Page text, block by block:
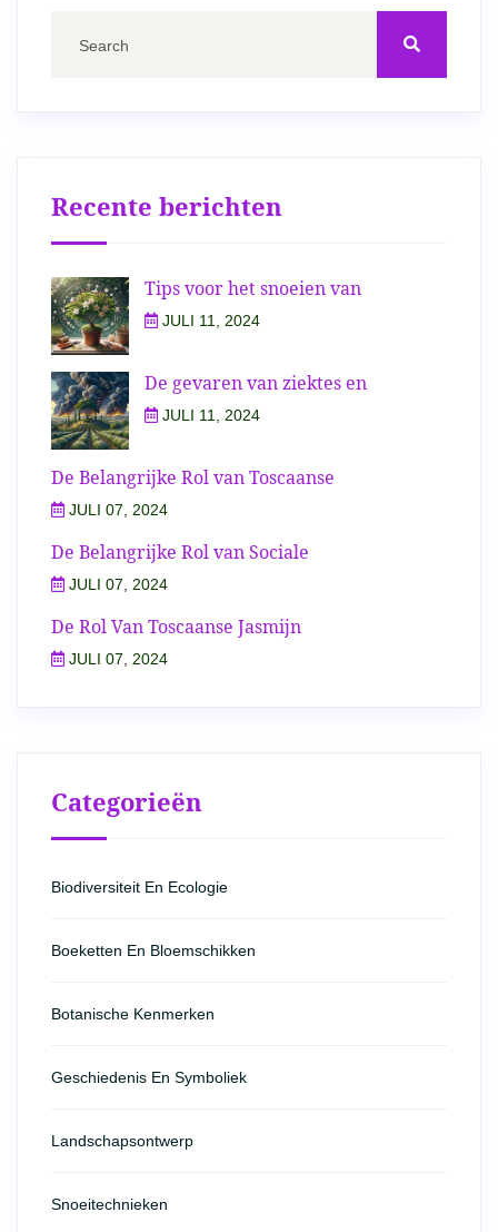
Recente berichten
Tips voor het snoeien van
JULI 11, 2024
De gevaren van ziektes en
JULI 11, 2024
De Belangrijke Rol van Toscaanse
JULI 07, 2024
De Belangrijke Rol van Sociale
JULI 07, 2024
De Rol Van Toscaanse Jasmijn
JULI 07, 2024
Categorieën
Biodiversiteit En Ecologie
Boeketten En Bloemschikken
Botanische Kenmerken
Geschiedenis En Symboliek
Landschapsontwerp
Snoeitechnieken